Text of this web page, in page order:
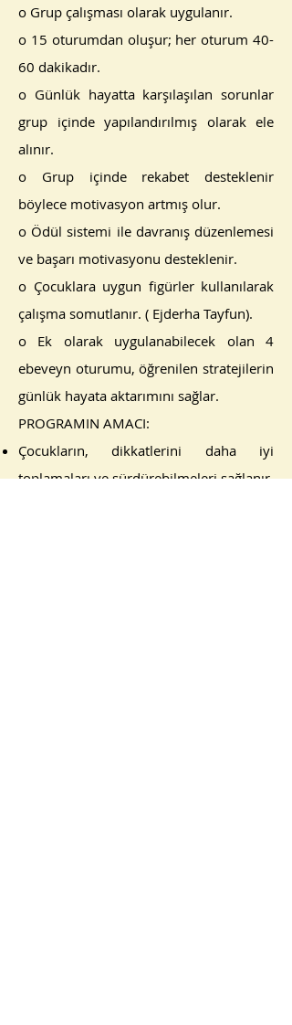
o Grup çalışması olarak uygulanır.
o 15 oturumdan oluşur; her oturum 40-
60 dakikadır.
o Günlük hayatta karşılaşılan sorunlar
grup içinde yapılandırılmış olarak ele
alınır.
o Grup içinde rekabet desteklenir
böylece motivasyon artmış olur.
o Ödül sistemi ile davranış düzenlemesi
ve başarı motivasyonu desteklenir.
o Çocuklara uygun figürler kullanılarak
çalışma somutlanır. ( Ejderha Tayfun).
o Ek olarak uygulanabilecek olan 4
ebeveyn oturumu, öğrenilen stratejilerin
günlük hayata aktarımını sağlar.
PROGRAMIN AMACI:
Çocukların, dikkatlerini daha iyi
toplamaları ve sürdürebilmeleri sağlanır.